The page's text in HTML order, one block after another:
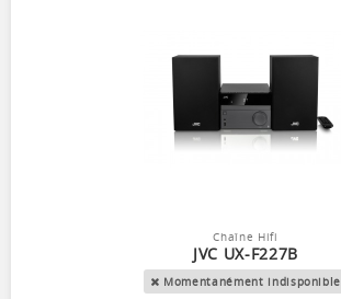
Chaîne Hifi
JVC UX-F227B
Momentanément indisponible